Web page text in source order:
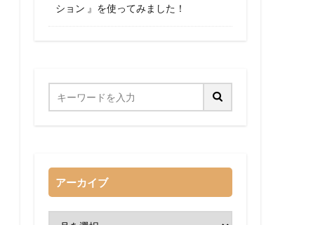
ション 』を使ってみました！
アーカイブ